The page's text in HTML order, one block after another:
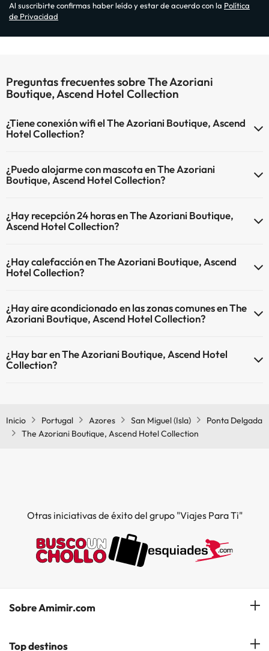
Al suscribirte confirmas haber leído y estar de acuerdo con la Política
de Privacidad
Preguntas frecuentes sobre The Azoriani
Boutique, Ascend Hotel Collection
¿Tiene conexión wifi el The Azoriani Boutique, Ascend
Hotel Collection?
¿Puedo alojarme con mascota en The Azoriani
Boutique, Ascend Hotel Collection?
mascotas.
¿Hay recepción 24 horas en The Azoriani Boutique,
Ascend Hotel Collection?
24 horas.
¿Hay calefacción en The Azoriani Boutique, Ascend
Hotel Collection?
en las zonas comunes.
¿Hay aire acondicionado en las zonas comunes en The
Azoriani Boutique, Ascend Hotel Collection?
acondicionado en las zonas comunes.
¿Hay bar en The Azoriani Boutique, Ascend Hotel
Collection?
Inicio Portugal Azores San Miguel (Isla)
Ponta Delgada
The Azoriani Boutique, Ascend Hotel Collection
Otras iniciativas de éxito del grupo "Viajes Para Ti"
Sobre Amimir.com
¿Quiénes somos?
Top destinos